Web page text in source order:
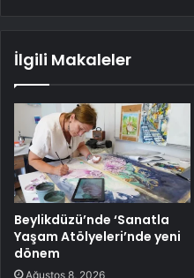
İlgili Makaleler
Beylikdüzü’nde ‘Sanatla
Yaşam Atölyeleri’nde yeni
dönem
Ağustos 8, 2026